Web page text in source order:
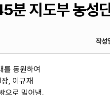
분 지도부 농성
작성
동원하여
, 이규재
으로 밀어냄.